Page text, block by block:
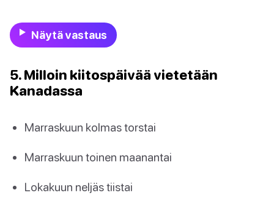
Näytä vastaus
5. Milloin kiitospäivää vietetään
Kanadassa
Marraskuun kolmas torstai
Marraskuun toinen maanantai
Lokakuun neljäs tiistai